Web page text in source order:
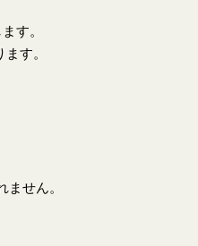
す。
す。
せん。